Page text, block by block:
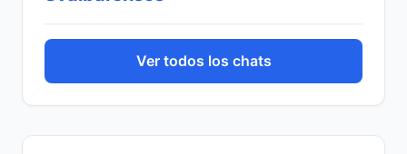
Ver todos los chats